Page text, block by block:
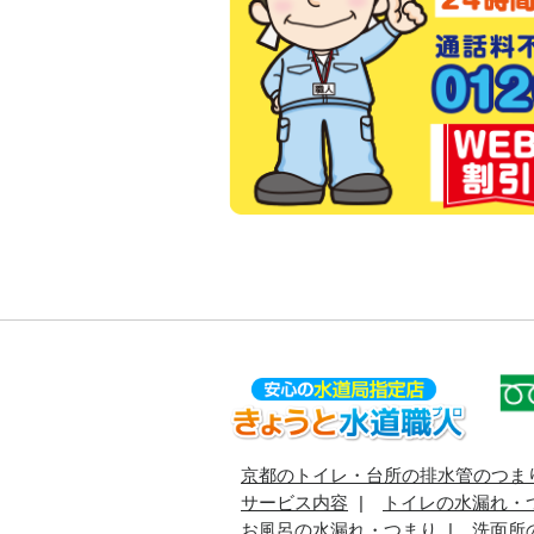
京都のトイレ・台所の排水管のつ
サービス内容
トイレの水漏れ・